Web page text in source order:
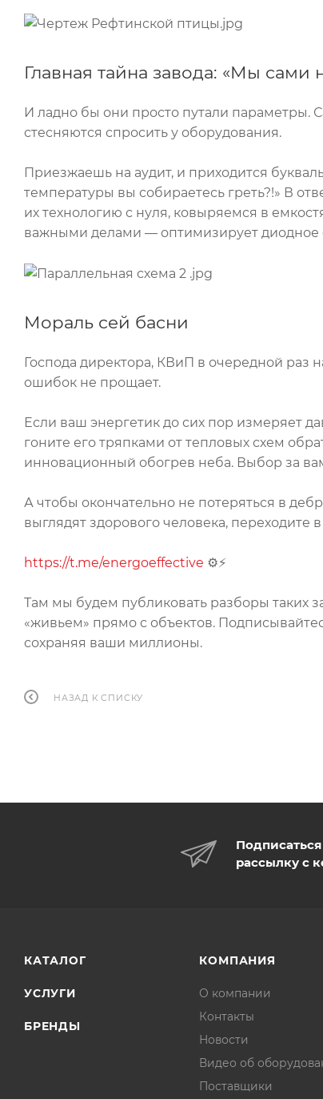
Главная тайна завода: «Мы сами
И ладно бы они просто путали параметры.
стесняются спросить у оборудования.
Приезжаешь на аудит, и приходится
температуры вы собираетесь греть?!» В
их технологию с нуля, ковыряемся в
важными делами — оптимизирует диодное
Мораль сей басни
Господа директора, КВиП в очередной раз
ошибок не прощает.
Если ваш энергетик до сих пор измеряет
гоните его тряпками от тепловых схем
инновационный обогрев неба. Выбор за
А чтобы окончательно не потеряться в
выглядят здорового человека, переходите
https://t.me/energoeffective ⚙️⚡
Там мы будем публиковать разборы таких
«живьем» прямо с объектов.
сохраняя ваши миллионы.
НАЗАД К СПИСКУ
рассылку с
КАТАЛОГ
УСЛУГИ
БРЕНДЫ
КОМПАНИЯ
О компании
Контакты
Новости
Видео об
Поставщики